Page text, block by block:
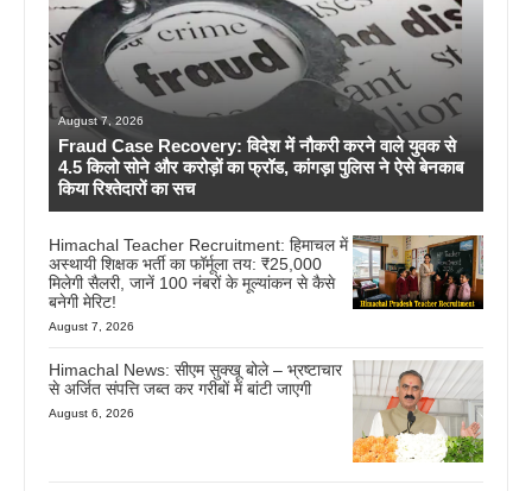
August 7, 2026
Fraud Case Recovery: विदेश में नौकरी करने वाले युवक से
4.5 किलो सोने और करोड़ों का फ्रॉड, कांगड़ा पुलिस ने ऐसे बेनकाब
किया रिश्तेदारों का सच
Himachal Teacher Recruitment: हिमाचल में
अस्थायी शिक्षक भर्ती का फॉर्मूला तय: ₹25,000
मिलेगी सैलरी, जानें 100 नंबरों के मूल्यांकन से कैसे
बनेगी मेरिट!
August 7, 2026
Himachal News: सीएम सुक्खू बोले – भ्रष्टाचार
से अर्जित संपत्ति जब्त कर गरीबों में बांटी जाएगी
August 6, 2026